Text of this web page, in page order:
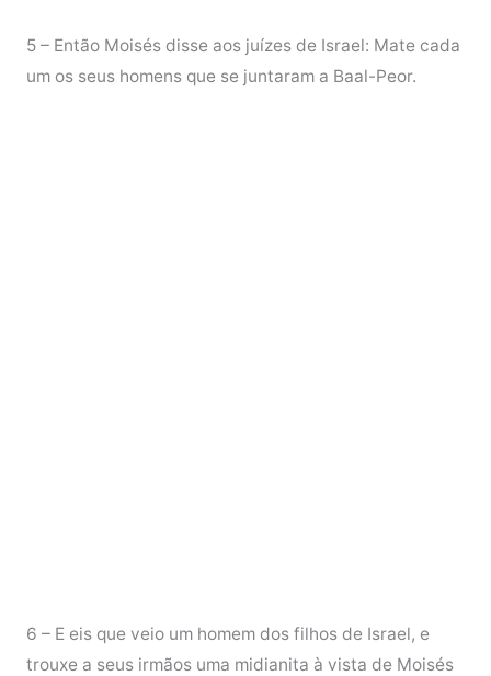
5 – Então Moisés disse aos juízes de Israel: Mate cada
um os seus homens que se juntaram a Baal-Peor.
6 – E eis que veio um homem dos filhos de Israel, e
trouxe a seus irmãos uma midianita à vista de Moisés